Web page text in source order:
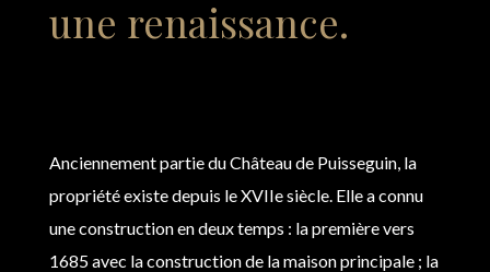
une renaissance.
Anciennement partie du Château de Puisseguin, la
propriété existe depuis le XVIIe siècle. Elle a connu
une construction en deux temps : la première vers
1685 avec la construction de la maison principale ; la